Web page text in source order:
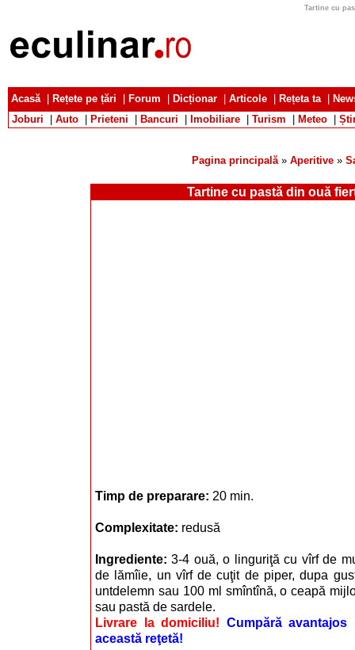
Tartine cu
Acasă| Rețete pe țări Forum Dicționar Articole Rețeta ta|
Joburi
Auto Prieteni Bancuri Imobiliare Turism Meteo
Pagina principală» Aperitive »
Tartine cu pastă din ouă
Timp de preparare: 20 min.
Complexitate: redusă
Ingrediente:3-4 ouă, o linguriţă cu vîrf de
de lămîie, un vîrf de cuţit de piper, dupa
untdelemn sau 100 ml smîntînă, o ceapă
sau pastă de sardele.
Livrare la domiciliu! Cumpără avantajos
această reţetă!